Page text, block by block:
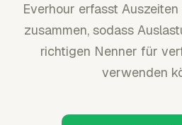
Everhour erfasst
zusammen, sodass
richtigen Nenner für
verwenden